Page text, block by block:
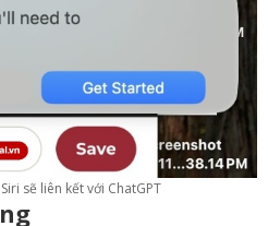
sẽ liên kết với ChatGPT